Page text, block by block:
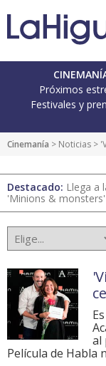
Próximos
Festivales y
Cinemanía > Noticias >
Destacado: Llega a
'Minions & monsters'
al
Película de Habla